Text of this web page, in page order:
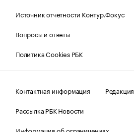
Источник отчетности Контур.Фокус
Вопросы и ответы
Политика Cookies РБК
Контактная информация
Редакция
Рассылка РБК Новости